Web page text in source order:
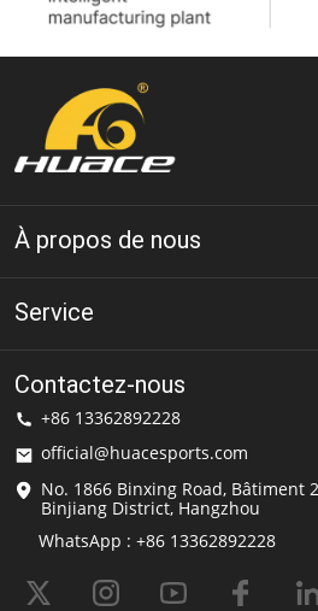
À propos de nous
À propos de Huace
Solution
Service
politique de confidentialité
Conditions d'utilisation
Service de livraison
FAQ
Contactez-nous
+86 13362892228
official@huacesports.com
No. 1866 Binxing Road, Bâtiment
Binjiang District, Hangzhou
WhatsApp : +86 13362892228